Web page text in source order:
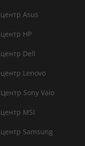
Asus
HP
Dell
Lenovo
Sony Vaio
MSI
Samsung